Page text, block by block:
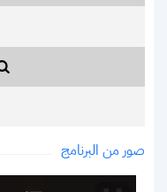
صور من البرنامج